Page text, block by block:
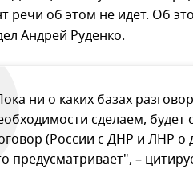
речи об этом не идет. Об
Андрей Руденко.
ни о каких базах
сделаем, будет
(России с ДНР и ЛНР
предусматривает", –